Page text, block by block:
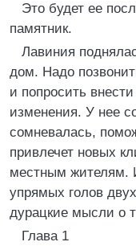
Это будет ее
памятник.
Лавиния
дом. Надо
и попросить
изменения. У нее
сомневалась,
привлечет новых
местным жителям.
упрямых голов
дурацкие мысли о
Глава 1